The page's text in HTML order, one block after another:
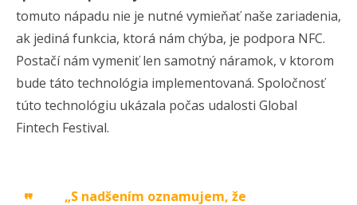
tomuto nápadu nie je nutné vymieňať naše zariadenia,
ak jediná funkcia, ktorá nám chýba, je podpora NFC.
Postačí nám vymeniť len samotný náramok, v ktorom
bude táto technológia implementovaná. Spoločnosť
túto technológiu ukázala počas udalosti Global
Fintech Festival.
„S nadšením oznamujem, že